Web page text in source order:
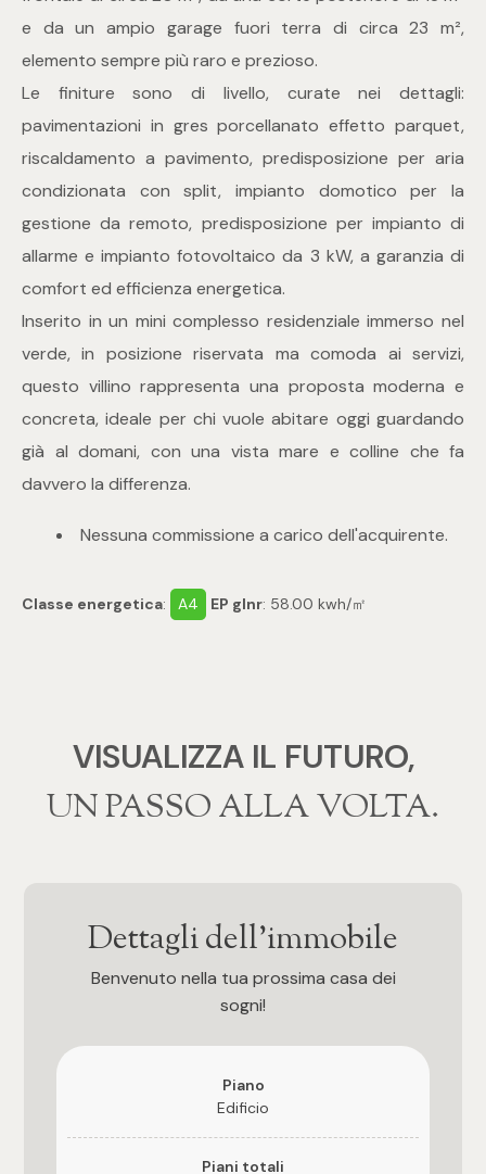
e da un ampio garage fuori terra di circa 23 m²,
elemento sempre più raro e prezioso.
Le finiture sono di livello, curate nei dettagli:
pavimentazioni in gres porcellanato effetto parquet,
riscaldamento a pavimento, predisposizione per aria
condizionata con split, impianto domotico per la
gestione da remoto, predisposizione per impianto di
allarme e impianto fotovoltaico da 3 kW, a garanzia di
comfort ed efficienza energetica.
Inserito in un mini complesso residenziale immerso nel
verde, in posizione riservata ma comoda ai servizi,
questo villino rappresenta una proposta moderna e
concreta, ideale per chi vuole abitare oggi guardando
già al domani, con una vista mare e colline che fa
davvero la differenza.
Nessuna commissione a carico dell'acquirente.
Classe energetica: A4 EP glnr: 58.00 kwh/㎡
VISUALIZZA IL FUTURO,
‍‍UN PASSO ALLA VOLTA.
Dettagli dell'immobile
Benvenuto nella tua prossima casa dei
sogni!
Piano
Edificio
Piani totali
5+
Bagni
5
Camere